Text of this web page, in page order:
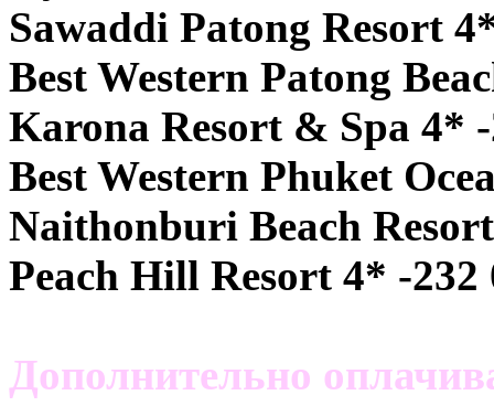
Sawaddi Patong Resort
Best Western Patong
Karona Resort & Spa 4*
Best Western Phuket
Naithonburi Beach
Peach Hill Resort 4* -232
Дополнительно